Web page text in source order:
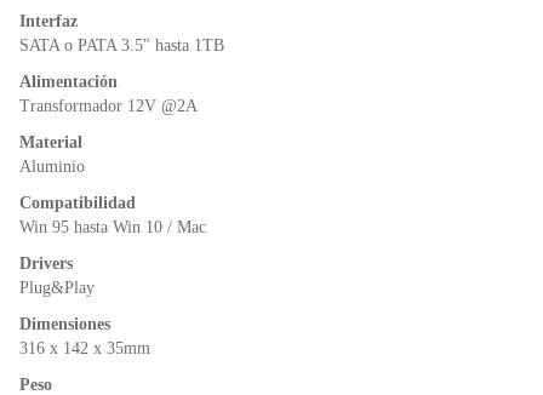
Interfaz
SATA o PATA 3.5″ hasta 1TB
Alimentación
Transformador 12V @2A
Material
Aluminio
Compatibilidad
Win 95 hasta Win 10 / Mac
Drivers
Plug&Play
Dimensiones
316 x 142 x 35mm
Peso